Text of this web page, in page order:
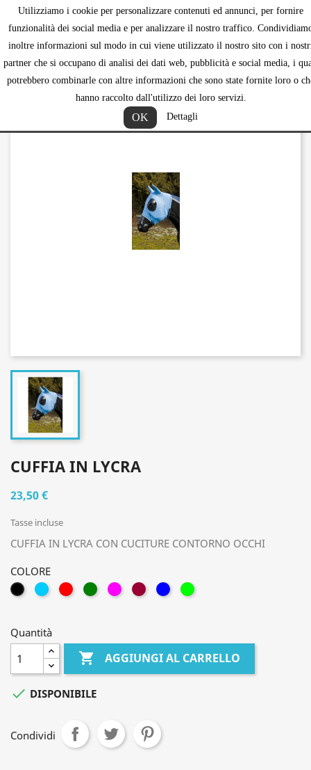
Utilizziamo i cookie per personalizzare contenuti ed annunci, per fornire
funzionalità dei social media e per analizzare il nostro traffico.
inoltre informazioni sul modo in cui viene utilizzato il nostro sito con i
partner che si occupano di analisi dei dati web, pubblicità e social media, i
potrebbero combinarle con altre informazioni che sono state fornite loro o
hanno raccolto dall'utilizzo dei loro servizi.
OK Dettagli

CUFFIA IN LYCRA
23,50 €
Tasse incluse
CUFFIA IN LYCRA CON CUCITURE CONTORNO OCCHI
COLORE
NEROAZZURROROSSOVERDEFUCSIABORDEAUX
ROYALVERDE
Quantità
 AGGIUNGI AL CARRELLO
 DISPONIBILE
Condividi